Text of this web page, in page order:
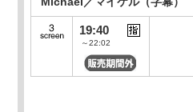
19:40
～22:02